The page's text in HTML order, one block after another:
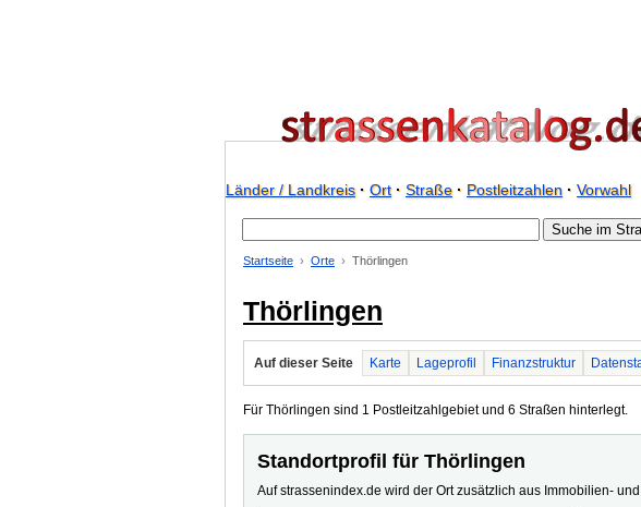
Länder / Landkreis· Ort· Straße· Postleitzahlen· Vorwahl
Startseite Orte Thörlingen
Thörlingen
Auf dieser Seite Karte Lageprofil Finanzstruktur
Für Thörlingen sind 1 Postleitzahlgebiet und 6 Straßen hinterlegt.
Standortprofil für Thörlingen
Auf strassenindex.de wird der Ort zusätzlich aus Immobilien-